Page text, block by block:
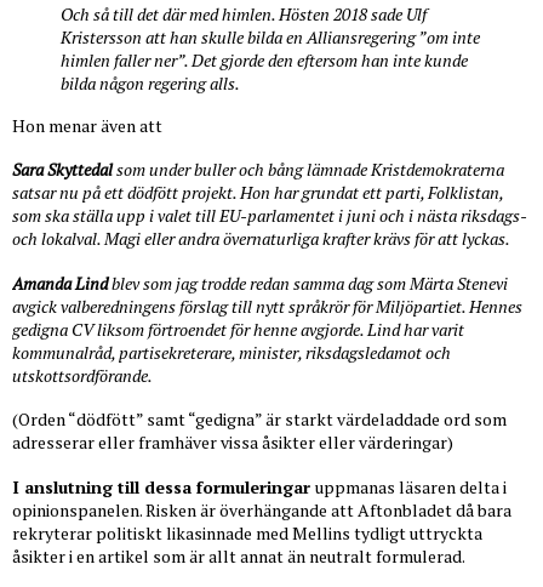
Och så till det där med himlen. Hösten 2018 sade Ulf
Kristersson att han skulle bilda en Alliansregering ”om inte
himlen faller ner”. Det gjorde den eftersom han inte kunde
bilda någon regering alls.
Hon menar även att
Sara Skyttedalsom under buller och bång lämnade Kristdemokraterna
satsar nu på ett dödfött projekt. Hon har grundat ett parti, Folklistan,
som ska ställa upp i valet till EU-parlamentet i juni och i nästa riksdags-
och lokalval. Magi eller andra övernaturliga krafter krävs för att lyckas.
Amanda Lindblev som jag trodde redan samma dag som Märta Stenevi
avgick valberedningens förslag till nytt språkrör för Miljöpartiet. Hennes
gedigna CV liksom förtroendet för henne avgjorde. Lind har varit
kommunalråd, partisekreterare, minister, riksdagsledamot och
utskottsordförande.
(Orden “dödfött” samt “gedigna” är starkt värdeladdade ord som
adresserar eller framhäver vissa åsikter eller värderingar)
I anslutning till dessa formuleringar uppmanas läsaren delta i
opinionspanelen. Risken är överhängande att Aftonbladet då bara
rekryterar politiskt likasinnade med Mellins tydligt uttryckta
åsikter i en artikel som är allt annat än neutralt formulerad.